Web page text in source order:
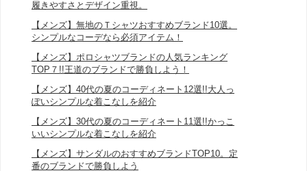
履きやすさとデザイン重視。
【メンズ】無地のＴシャツおすすめブランド10選。
シンプルなコーデなら必須アイテム！
【メンズ】ポロシャツブランドの人気ランキング
TOP７!!王道のブランドで勝負しよう！
【メンズ】40代の夏のコーディネート12選!!大人っ
ぽいシンプルな着こなしを紹介
【メンズ】30代の夏のコーディネート11選!!かっこ
いいシンプルな着こなしを紹介
【メンズ】サンダルのおすすめブランドTOP10。定
番のブランドで勝負しよう